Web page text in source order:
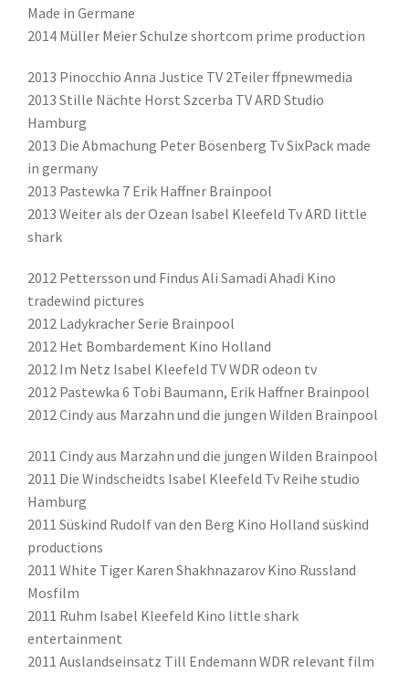
Made in Germane
2014 Müller Meier Schulze shortcom prime production
2013 Pinocchio Anna Justice TV 2Teiler ffpnewmedia
2013 Stille Nächte Horst Szcerba TV ARD Studio
Hamburg
2013 Die Abmachung Peter Bösenberg Tv SixPack made
in germany
2013 Pastewka 7 Erik Haffner Brainpool
2013 Weiter als der Ozean Isabel Kleefeld Tv ARD little
shark
2012 Pettersson und Findus Ali Samadi Ahadi Kino
tradewind pictures
2012 Ladykracher Serie Brainpool
2012 Het Bombardement Kino Holland
2012 Im Netz Isabel Kleefeld TV WDR odeon tv
2012 Pastewka 6 Tobi Baumann, Erik Haffner Brainpool
2012 Cindy aus Marzahn und die jungen Wilden Brainpool
2011 Cindy aus Marzahn und die jungen Wilden Brainpool
2011 Die Windscheidts Isabel Kleefeld Tv Reihe studio
Hamburg
2011 Süskind Rudolf van den Berg Kino Holland süskind
productions
2011 White Tiger Karen Shakhnazarov Kino Russland
Mosfilm
2011 Ruhm Isabel Kleefeld Kino little shark
entertainment
2011 Auslandseinsatz Till Endemann WDR relevant film